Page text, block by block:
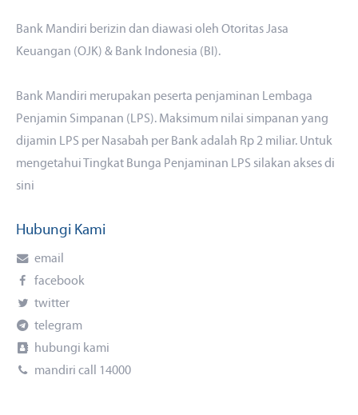
Bank Mandiri berizin dan diawasi oleh Otoritas Jasa
Keuangan (OJK) & Bank Indonesia (BI).
Bank Mandiri merupakan peserta penjaminan Lembaga
Penjamin Simpanan (LPS). Maksimum nilai simpanan yang
dijamin LPS per Nasabah per Bank adalah Rp 2 miliar. Untuk
mengetahui Tingkat Bunga Penjaminan LPS silakan aksesdi
sini
Hubungi Kami
email
facebook
twitter
telegram
hubungi kami
mandiri call 14000